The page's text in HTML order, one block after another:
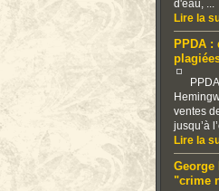
d'eau, ...
Lire la
PPDA :
ventes
jusqu’à
Lire la
George
"crime